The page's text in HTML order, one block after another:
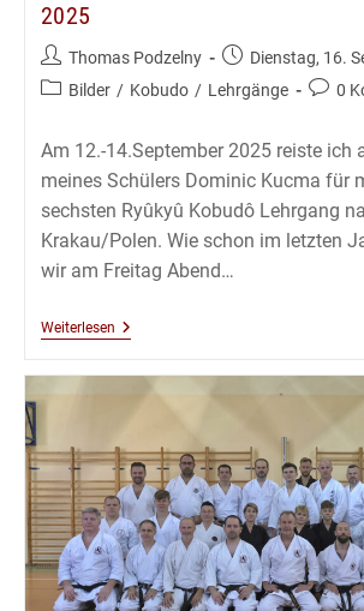
2025
Beitrags-
Autor:
Thomas Podzelny
Beitrag
veröffentlicht:
Dienstag, 16.
Beitrags-
Bilder / Kobudo / Lehrgänge 0
Am 12.-14.September 2025 reiste ich
meines Schülers Dominic Kucma für
sechsten Ryûkyû Kobudô Lehrgang
Krakau/Polen. Wie schon im letzten
wir am Freitag Abend…
WeiterlesenKobudô
In
Krakau
–
September
2025